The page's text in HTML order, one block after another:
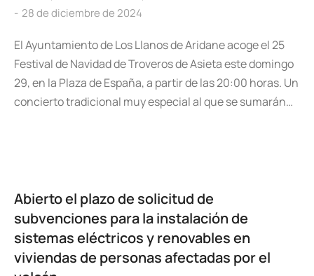
28 de diciembre de 2024
El Ayuntamiento de Los Llanos de Aridane acoge el 25
Festival de Navidad de Troveros de Asieta este domingo
29, en la Plaza de España, a partir de las 20:00 horas. Un
concierto tradicional muy especial al que se sumarán…
Abierto el plazo de solicitud de
subvenciones para la instalación de
sistemas eléctricos y renovables en
viviendas de personas afectadas por el